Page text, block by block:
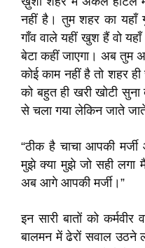
नहीं है। तुम शहर का यहाँ
गाँव वाले यहीं खुश हैं वो
बेटा कहीं जाएगा। अब तुम
कोई काम नहीं है तो शहर
को बहुत ही खरी खोटी
से चला गया लेकिन जाते
“ठीक है चाचा आपकी
मुझे क्या मुझे जो सही लगा
अब आगे आपकी मर्जी।”
इन सारी बातों को
बालमन में ढेरों सवाल